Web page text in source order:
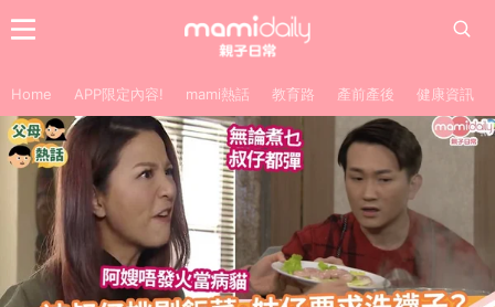
Home APP限定內容! mami熱話 教育路 產前產後 健康資訊